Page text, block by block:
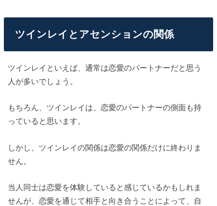
ツインレイとアセンションの関係
ツインレイといえば、通常は恋愛のパートナーだと思う
人が多いでしょう。
もちろん、ツインレイは、恋愛のパートナーの側面も持
っていると思います。
しかし、ツインレイの関係は恋愛の関係だけに終わりま
せん。
当人同士は恋愛を体験していると感じているかもしれま
せんが、恋愛を通じて相手と向き合うことによって、自